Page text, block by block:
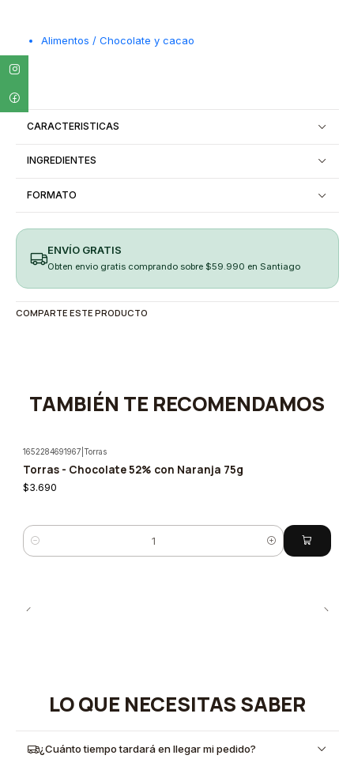
Alimentos / Chocolate y cacao
CARACTERISTICAS
INGREDIENTES
FORMATO
ENVÍO GRATIS
Obten envio gratis comprando sobre $59.990 en Santiago
COMPARTE ESTE PRODUCTO
TAMBIÉN TE RECOMENDAMOS
1652284691967 Torras
Torras - Chocolate 52% con Naranja 75g
$3.690
Cantidad
LO QUE NECESITAS SABER
¿Cuánto tiempo tardará en llegar mi pedido?